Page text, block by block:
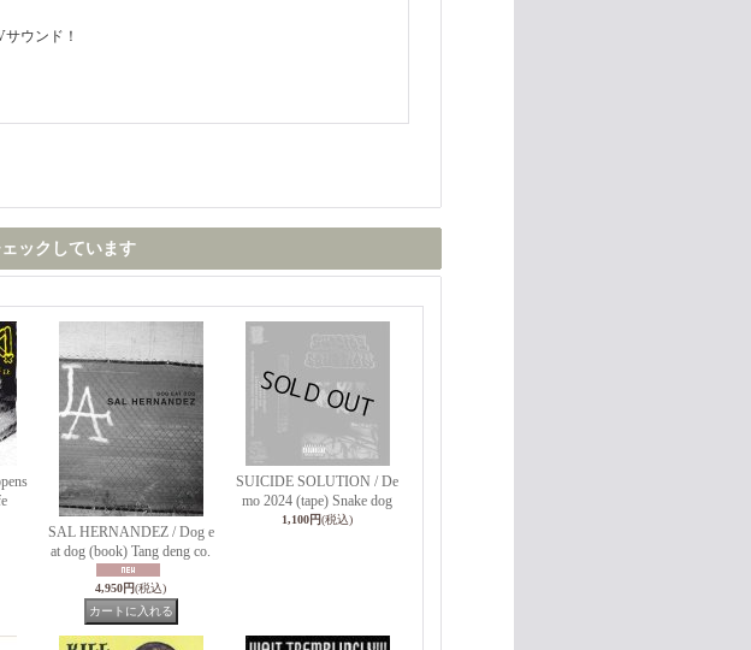
ウンド！
ックしています
SAL HERNANDEZ / Dog e
at dog (book) Tang deng co.
4,950円(税込)
SUICIDE SOLUTION / De
mo 2024 (tape) Snake dog
1,100円(税込)